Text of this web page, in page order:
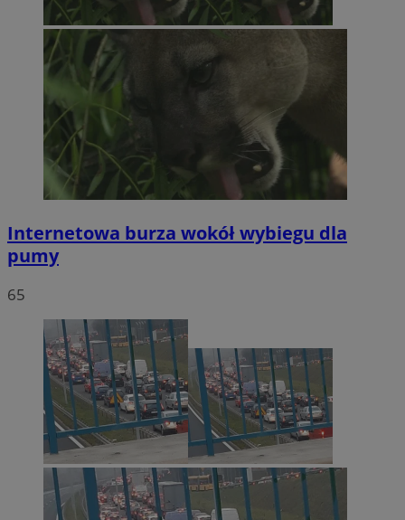
Internetowa burza wokół wybiegu dla
pumy
65